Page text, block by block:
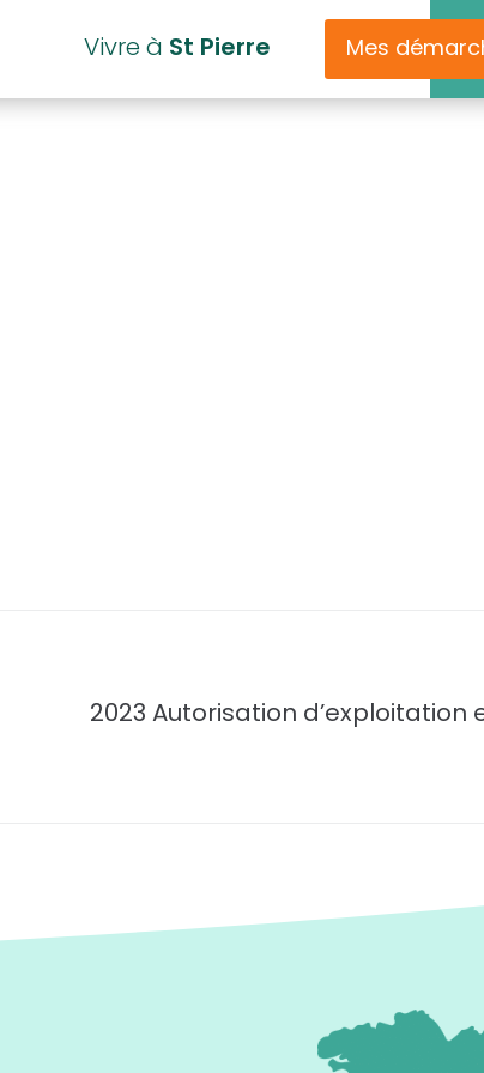
Vivre à St Pierre Mes
2023 Autorisation